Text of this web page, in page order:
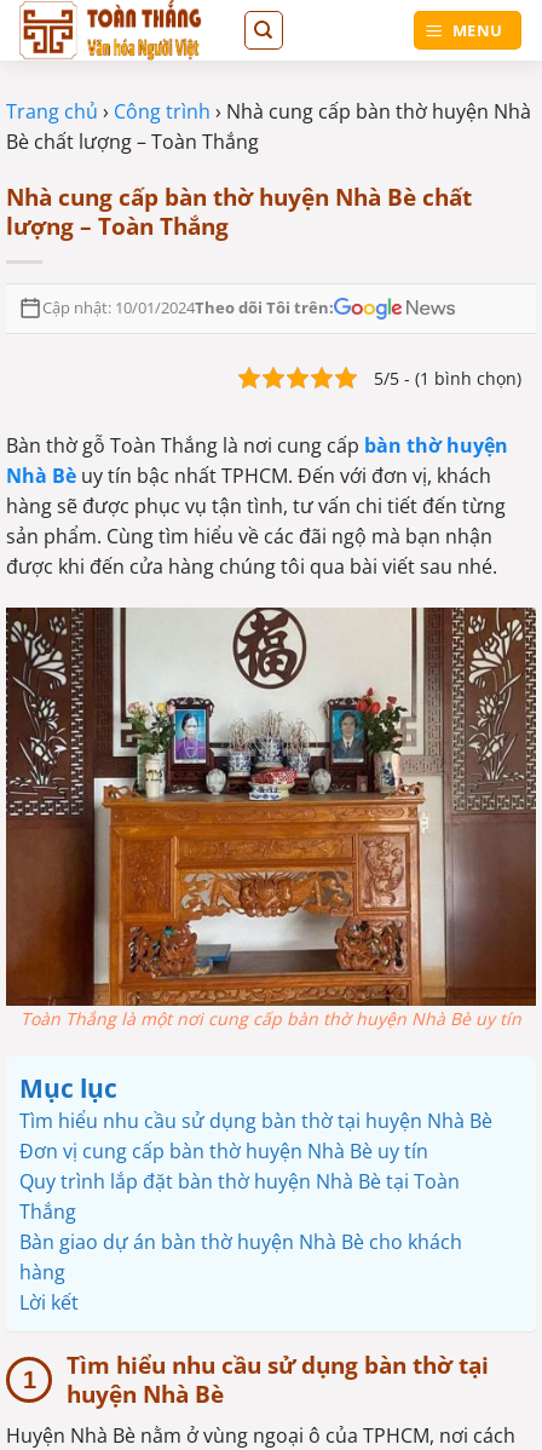
Bỏ
qua
dung
MENU
Trang chủ › Công trình › Nhà cung cấp bàn thờ huyện Nhà
Bè chất lượng – Toàn Thắng
Nhà cung cấp bàn thờ huyện Nhà Bè chất
lượng – Toàn Thắng
Cập nhật: 10/01/2024Theo dõi Tôi trên:
5/5 - (1 bình chọn)
Bàn thờ gỗ Toàn Thắng là nơi cung cấp bàn thờ huyện
Nhà Bè uy tín bậc nhất TPHCM. Đến với đơn vị, khách
hàng sẽ được phục vụ tận tình, tư vấn chi tiết đến từng
sản phẩm. Cùng tìm hiểu về các đãi ngộ mà bạn nhận
được khi đến cửa hàng chúng tôi qua bài viết sau nhé.
Toàn Thắng là một nơi cung cấp bàn thờ huyện Nhà Bè uy tín
Mục lục
Tìm hiểu nhu cầu sử dụng bàn thờ tại huyện Nhà Bè
Đơn vị cung cấp bàn thờ huyện Nhà Bè uy tín
Quy trình lắp đặt bàn thờ huyện Nhà Bè tại Toàn
Thắng
Bàn giao dự án bàn thờ huyện Nhà Bè cho khách
hàng
Lời kết
Tìm hiểu nhu cầu sử dụng bàn thờ tại
huyện Nhà Bè
Huyện Nhà Bè nằm ở vùng ngoại ô của TPHCM, nơi cách